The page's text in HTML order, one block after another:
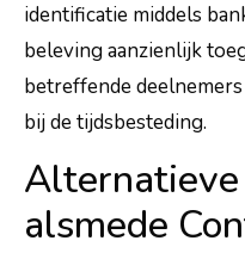
identificatie middels
beleving aanzienlijk
betreffende
bij de tijdsbesteding.
alsmede